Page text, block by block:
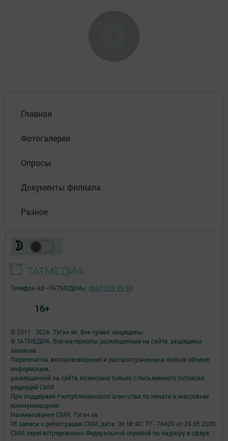
Главная
Фотогалереи
Опросы
Документы филиала
Разное
© 2011 - 2026. Туган як. Все права защищены.
© ТАТМЕДИА. Все материалы, размещенные на сайте, защищены
законом.
Перепечатка, воспроизведение и распространение в любом объеме
информации,
размещенной на сайте, возможна только с письменного согласия
редакций СМИ.
При поддержке Республиканского агентства по печати и массовым
коммуникациям.
Наименование СМИ: Туган як
№ записи о регистрации СМИ, дата: Эл № ФС 77 - 78420 от 29.05.2020
СМИ зарегистрированно Федеральной службой по надзору в сфере
Телефон АО «ТАТМЕДИА»: (843) 222 09 84
16+